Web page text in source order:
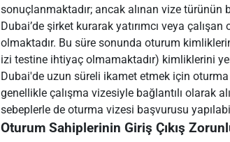
sonuçlanmaktadır; ancak alınan vize türünün
Dubai’de şirket kurarak yatırımcı veya
olmaktadır. Bu süre sonunda oturum
izi testine ihtiyaç olmamaktadır) kimliklerini
Dubai'de uzun süreli ikamet etmek için
genellikle çalışma vizesiyle bağlantılı olarak
sebeplerle de oturma vizesi başvurusu
Oturum Sahiplerinin Giriş Çıkış